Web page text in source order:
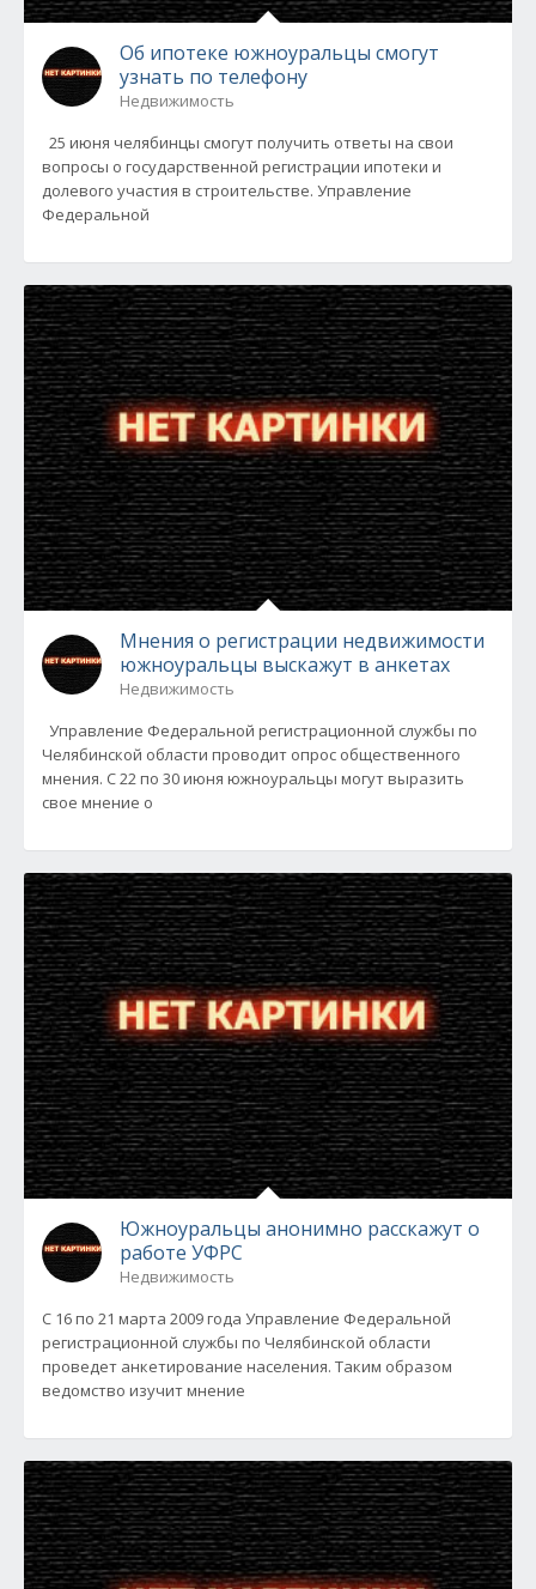
Об ипотеке южноуральцы смогут
узнать по телефону
Недвижимость
25 июня челябинцы смогут получить ответы на свои
вопросы о государственной регистрации ипотеки и
долевого участия в строительстве. Управление
Федеральной
Мнения о регистрации недвижимости
южноуральцы выскажут в анкетах
Недвижимость
Управление Федеральной регистрационной службы по
Челябинской области проводит опрос общественного
мнения. С 22 по 30 июня южноуральцы могут выразить
свое мнение о
Южноуральцы анонимно расскажут о
работе УФРС
Недвижимость
С 16 по 21 марта 2009 года Управление Федеральной
регистрационной службы по Челябинской области
проведет анкетирование населения. Таким образом
ведомство изучит мнение